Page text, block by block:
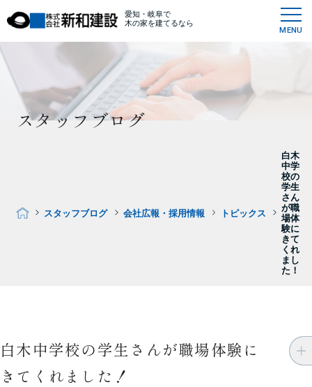
愛知・岐阜で
木の家を建てるなら
MENU
スタッフブログ
スタッフブログ 会社広報・採用情報 トピックス
白木
中学
校の
学生
さん
が職
場体
験に
きて
くれ
まし
た！
白木中学校の学生さんが職場体験に
きてくれました！